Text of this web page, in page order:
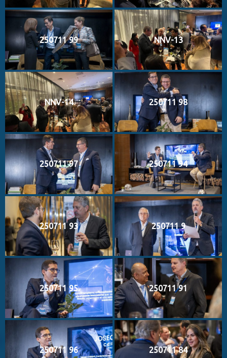
250711 99 NNV-13
NNV-14 250711 98
250711 97 250711 94
250711 93 250711 9
250711 95 250711 91
250711 96 250711 84